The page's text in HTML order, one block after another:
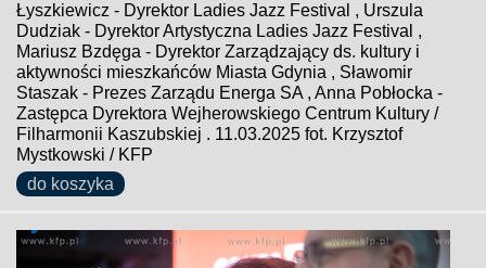
Łyszkiewicz - Dyrektor Ladies Jazz Festival , Urszula
Dudziak - Dyrektor Artystyczna Ladies Jazz Festival ,
Mariusz Bzdęga - Dyrektor Zarządzający ds. kultury i
aktywności mieszkańców Miasta Gdynia , Sławomir
Staszak - Prezes Zarządu Energa SA , Anna Pobłocka -
Zastępca Dyrektora Wejherowskiego Centrum Kultury /
Filharmonii Kaszubskiej . 11.03.2025 fot. Krzysztof
Mystkowski / KFP
do koszyka